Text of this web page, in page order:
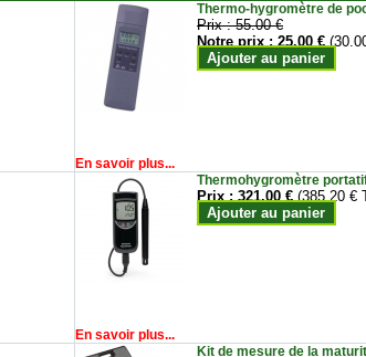
Thermo-hygromètre de
Prix :55.00 €
Notre prix :25.00 €
Ajouter au panier
En savoir plus...
Thermohygromètre
Prix :321.00 € (385.20 €
Ajouter au panier
En savoir plus...
Kit de mesure de la